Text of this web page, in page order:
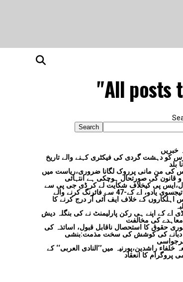
All posts
Search
خبریں
کو دہشت گردی کی فیکٹری کہنے والے تاریخ
بلد
کی من مانی پرروک لگانا ضروری،ریاست میں
و قانون کی صورتحال ہوچکی ہے انتہائی
پی کیخلاف شکایت لے کر ڈی جی پی سے
ملے تیجسوی یادو، اے کے-47 سے فائرنگ کرنے والے
اہلکاروں کے خلاف ایف آئی آر درج کرنے کا
ڈی اے کے اپنے ہی رکن پارلیمنٹ نے کی بنگلہ دیش
معاہدے کی مخالفت
حقوق کا استحصال ناقابل قبول، اساتذہ کی
دبانے کی کوشش کی سخت مذمت:بنشی
خلفاء راشدین،پورنیہ میں’’النادی العربی‘‘ کے
پروگرام کا انعقاد